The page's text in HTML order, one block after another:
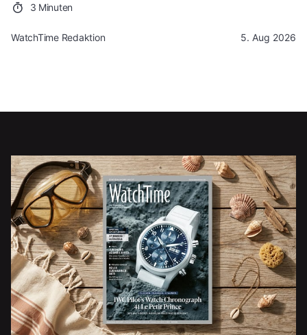
3 Minuten
WatchTime Redaktion 5. Aug 2026